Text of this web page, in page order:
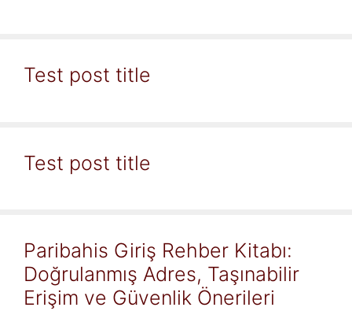
Test post title
Test post title
Paribahis Giriş Rehber Kitabı:
Doğrulanmış Adres, Taşınabilir
Erişim ve Güvenlik Önerileri